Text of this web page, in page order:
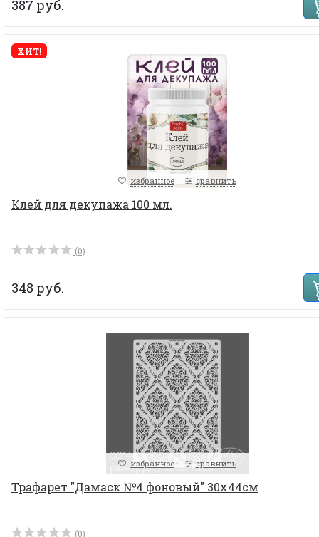
387 руб.
ХИТ!
избранное сравнить
Клей для декупажа 100 мл.
(0)
348 руб.
избранное сравнить
Трафарет "Дамаск №4 фоновый" 30х44см
(0)